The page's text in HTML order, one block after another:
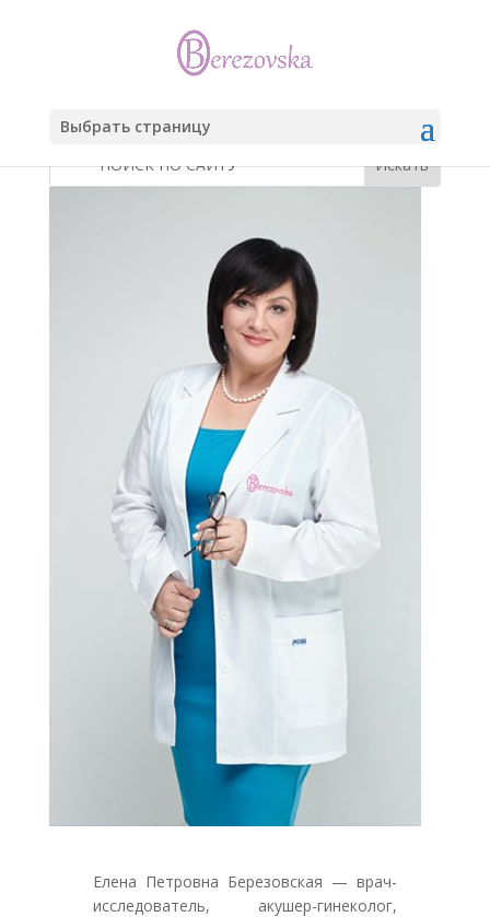
Выбрать страницу
Елена Петровна Березовская — врач-
исследователь, акушер-гинеколог,